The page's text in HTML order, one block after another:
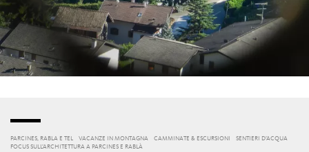
PARCINES, RABLA E TEL VACANZE IN MONTAGNA CAMMINATE & ESCURSIONI
SENTIERI D’ACQUA
FOCUS SULL’ARCHITETTURA A PARCINES E RABLÀ